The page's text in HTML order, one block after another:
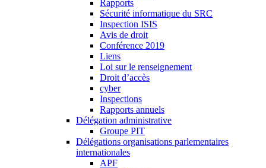
Rapports
Sécurité informatique du SRC
Inspection ISIS
Avis de droit
Conférence 2019
Liens
Loi sur le renseignement
Droit d’accès
cyber
Inspections
Rapports annuels
Délégation administrative
Groupe PIT
Délégations organisations parlementaires
internationales
APF